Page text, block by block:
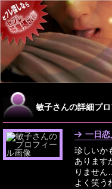
敏子さんの詳細プ
一日恋
珍しいか
あります
りませ
よく笑う